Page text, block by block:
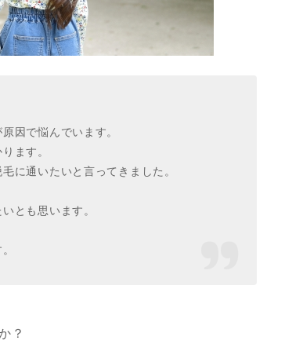
因で悩んでいます。
ます。
に通いたいと言ってきました。
とも思います。
？